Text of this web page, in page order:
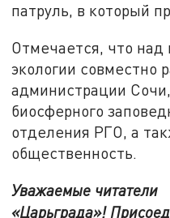
патруль, в который
Отмечается, что над
экологии совместно
администрации Сочи,
биосферного
отделения РГО, а
общественность.
Уважаемые читатели
«Царьграда»!